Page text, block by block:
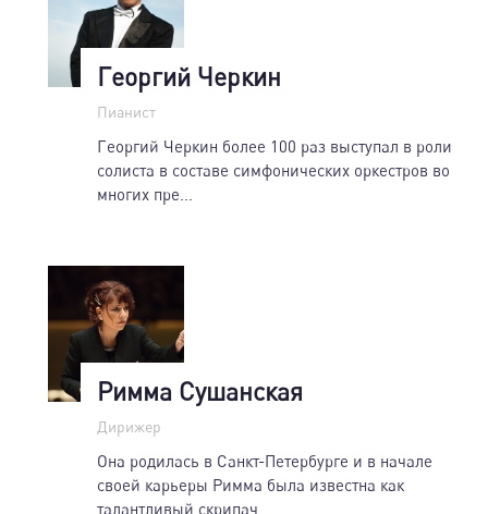
Георгий Черкин
Пианист
Георгий Черкин более 100 раз выступал в роли
солиста в составе симфонических оркестров во
многих пре...
Римма Сушанская
Дирижер
Она родилась в Санкт-Петербурге и в начале
своей карьеры Римма была известна как
талантливый скрипач...